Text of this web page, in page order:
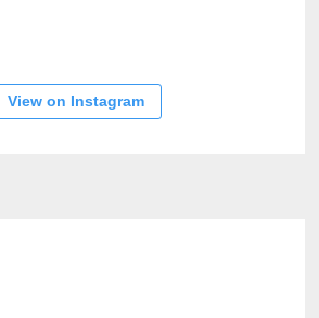
View on Instagram